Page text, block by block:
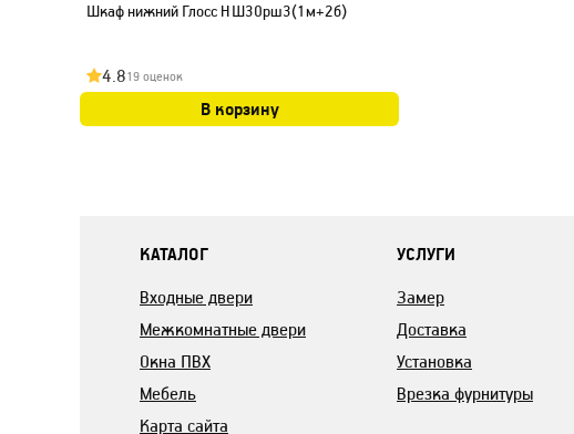
Шкаф нижний Глосс НШ30рш3(1м+2б)
4.819 оценок
В корзину
КАТАЛОГ
Входные двери
Межкомнатные двери
Окна ПВХ
Мебель
Карта сайта
УСЛУГИ
Замер
Доставка
Установка
Врезка фурнитуры